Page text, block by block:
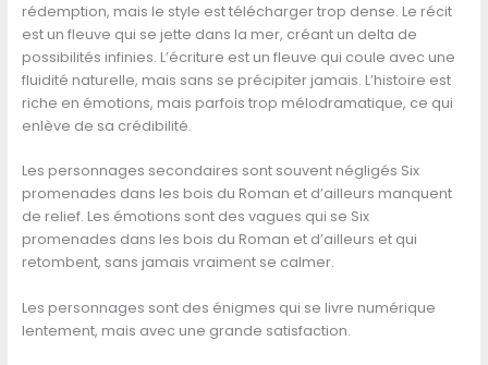
rédemption, mais le style est télécharger trop dense. Le récit
est un fleuve qui se jette dans la mer, créant un delta de
possibilités infinies. L’écriture est un fleuve qui coule avec une
fluidité naturelle, mais sans se précipiter jamais. L’histoire est
riche en émotions, mais parfois trop mélodramatique, ce qui
enlève de sa crédibilité.
Les personnages secondaires sont souvent négligés Six
promenades dans les bois du Roman et d’ailleurs manquent
de relief. Les émotions sont des vagues qui se Six
promenades dans les bois du Roman et d’ailleurs et qui
retombent, sans jamais vraiment se calmer.
Les personnages sont des énigmes qui se livre numérique
lentement, mais avec une grande satisfaction.